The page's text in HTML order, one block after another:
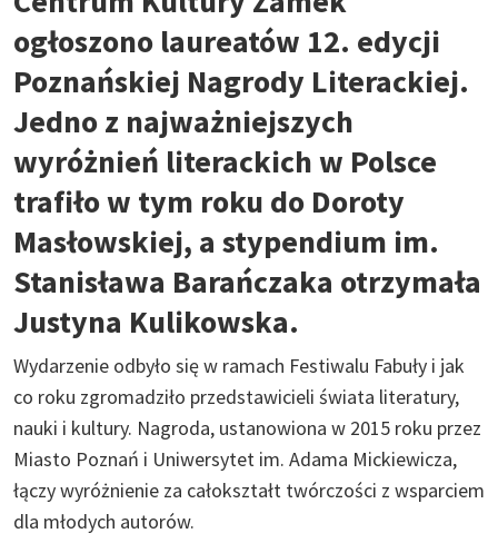
ogłoszono laureatów 12. edycji
Poznańskiej Nagrody Literackiej.
Jedno z najważniejszych
wyróżnień literackich w Polsce
trafiło w tym roku do Doroty
Masłowskiej, a stypendium im.
Stanisława Barańczaka otrzymała
Justyna Kulikowska.
Wydarzenie odbyło się w ramach Festiwalu Fabuły i jak
co roku zgromadziło przedstawicieli świata literatury,
nauki i kultury. Nagroda, ustanowiona w 2015 roku przez
Miasto Poznań i Uniwersytet im. Adama Mickiewicza,
łączy wyróżnienie za całokształt twórczości z wsparciem
dla młodych autorów.